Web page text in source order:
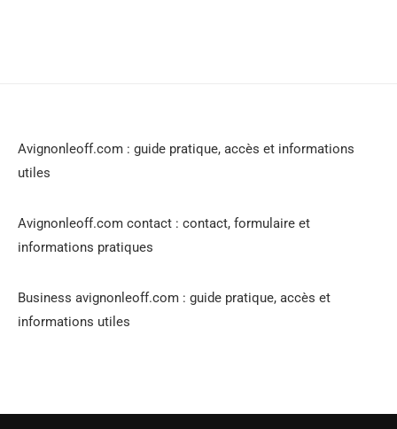
Avignonleoff.com : guide pratique, accès et informations
utiles
Avignonleoff.com contact : contact, formulaire et
informations pratiques
Business avignonleoff.com : guide pratique, accès et
informations utiles